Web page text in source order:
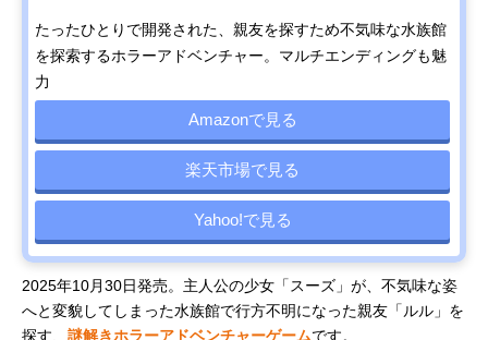
たったひとりで開発された、親友を探すため不気味な水族館
を探索するホラーアドベンチャー。マルチエンディングも魅
力
Amazonで見る
楽天市場で見る
Yahoo!で見る
2025年10月30日発売。主人公の少女「スーズ」が、不気味な姿
へと変貌してしまった水族館で行方不明になった親友「ルル」を
探す、 謎解きホラーアドベンチャーゲームです。